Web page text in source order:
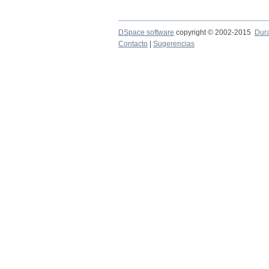
DSpace software copyright © 2002-2015
Contacto
Sugerencias